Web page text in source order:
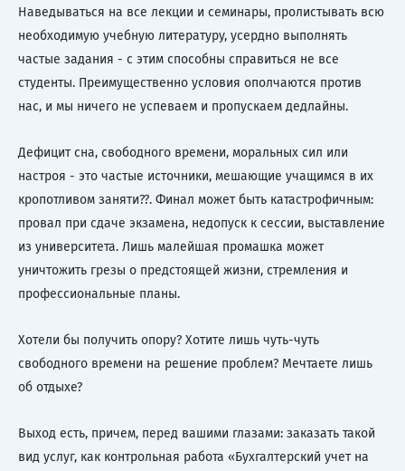
Наведываться на все лекции и семинары, пролистывать всю
необходимую учебную литературу, усердно выполнять
частые задания - с этим способны справиться не все
студенты. Преимущественно условия ополчаются против
нас, и мы ничего не успеваем и пропускаем дедлайны.
Дефицит сна, свободного времени, моральных сил или
настроя - это частые источники, мешающие учащимся в их
кропотливом заняти??. Финал может быть катастрофичным:
провал при сдаче экзамена, недопуск к сессии, выставление
из университета. Лишь малейшая промашка может
уничтожить грезы о предстоящей жизни, стремления и
профессиональные планы.
Хотели бы получить опору? Хотите лишь чуть-чуть
свободного времени на решение проблем? Мечтаете лишь
об отдыхе?
Выход есть, причем, перед вашими глазами: заказать такой
вид услуг, как контрольная работа «Бухгалтерский учет на